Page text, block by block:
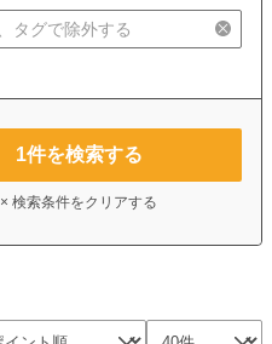
1件を検索する
× 検索条件をクリアする